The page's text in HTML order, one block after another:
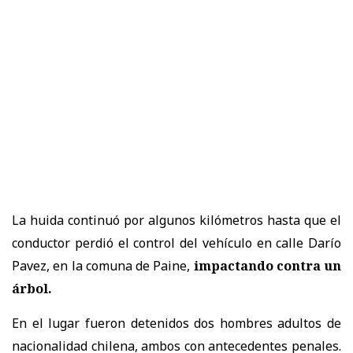
La huida continuó por algunos kilómetros hasta que el
conductor perdió el control del vehículo en calle Darío
Pavez, en la comuna de Paine, impactando contra un
árbol.
En el lugar fueron detenidos dos hombres adultos de
nacionalidad chilena, ambos con antecedentes penales.